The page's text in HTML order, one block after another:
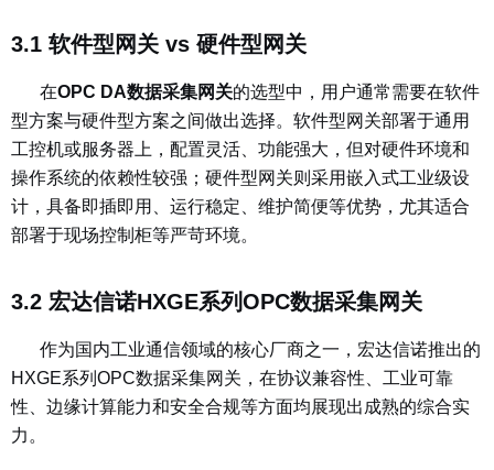
3.1 软件型网关 vs 硬件型网关
在OPC DA数据采集网关的选型中，用户通常需要在软件
型方案与硬件型方案之间做出选择。软件型网关部署于通用
工控机或服务器上，配置灵活、功能强大，但对硬件环境和
操作系统的依赖性较强；硬件型网关则采用嵌入式工业级设
计，具备即插即用、运行稳定、维护简便等优势，尤其适合
部署于现场控制柜等严苛环境。
3.2 宏达信诺HXGE系列OPC数据采集网关
作为国内工业通信领域的核心厂商之一，宏达信诺推出的
HXGE系列OPC数据采集网关，在协议兼容性、工业可靠
性、边缘计算能力和安全合规等方面均展现出成熟的综合实
力。